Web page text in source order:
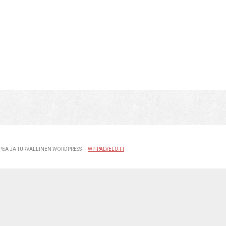
JA TURVALLINEN WORDPRESS — WP-PALVELU.FI